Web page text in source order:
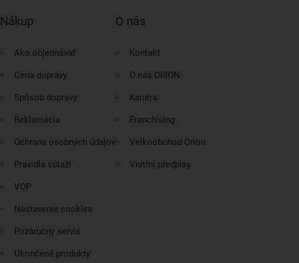
Nákup
Ako objednávať
Cena dopravy
Spôsob dopravy
Reklamácia
Ochrana osobných údajov
Pravidla sútaží
VOP
Nastavenie cookies
Pozáručný servis
Ukončené produkty
O nás
Kontakt
O nás ORION
Kariéra
Franchising
Velkoobchod Orion
Vnitřní předpisy